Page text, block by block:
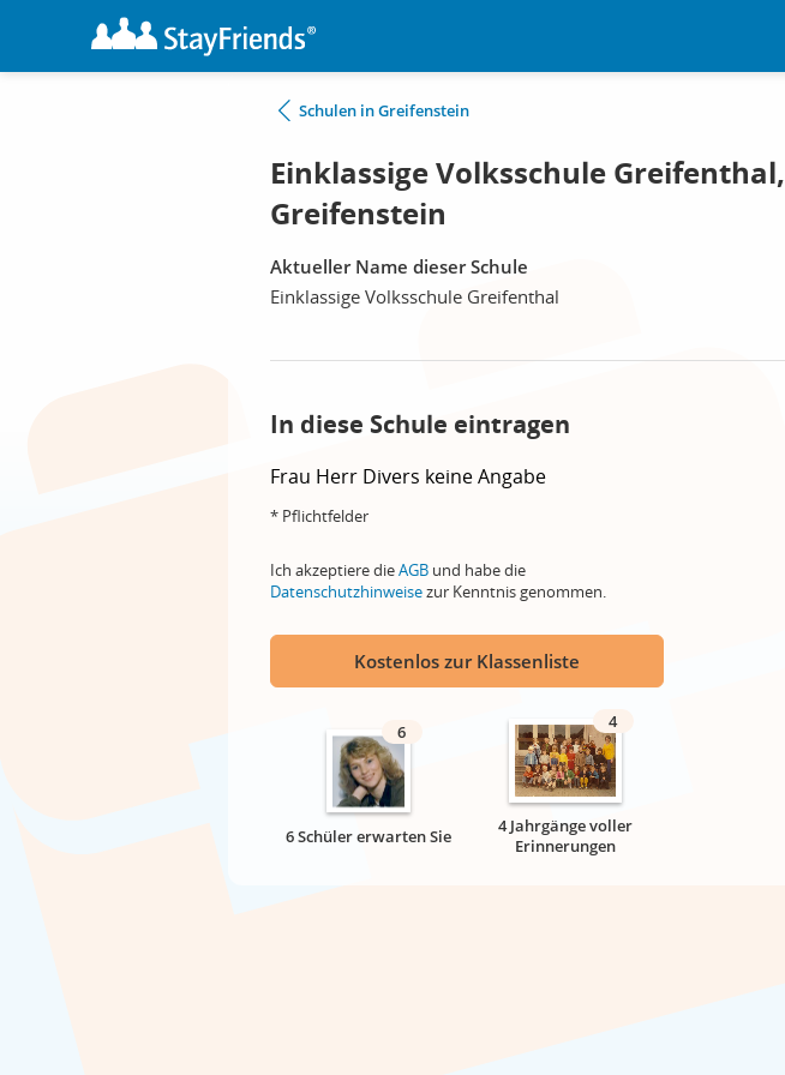
Schulen in Greifenstein
Einklassige Volksschule Greifenthal,
Greifenstein
Aktueller Name dieser Schule
Einklassige Volksschule Greifenthal
In diese Schule eintragen
Frau Herr Divers keine Angabe
* Pflichtfelder
Ich akzeptiere dieAGB und habe die
Datenschutzhinweisezur Kenntnis genommen.
Kostenlos zur Klassenliste
6
6 Schüler erwarten Sie
4
4 Jahrgänge voller
Erinnerungen